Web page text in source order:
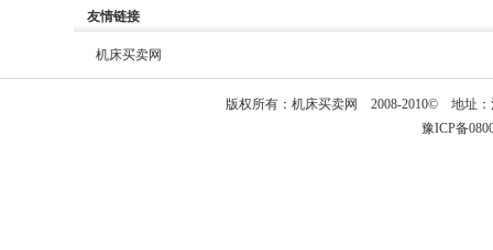
友情链接
机床买卖网
版权所有： 机床买卖网
2008-2010© 地址：
豫ICP备